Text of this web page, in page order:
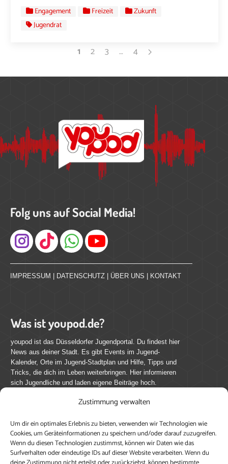
Zustimmung verwalten
Um dir ein optimales Erlebnis zu bieten, verwenden wir Technologien wie
Cookies, um Geräteinformationen zu speichern und/oder darauf zuzugreifen.
Wenn du diesen Technologien zustimmst, können wir Daten wie das
Surfverhalten oder eindeutige IDs auf dieser Website verarbeiten. Wenn du
Engagement Freizeit
Zukunft
Jugendrat
1 2 3 … 4
Folg uns auf Social Media!
Instagram
IMPRESSUM | DATENSCHUTZ | ÜBER UNS | KONTAKT
Was ist youpod.de?
youpod ist das Düsseldorfer Jugendportal. Du findest hier
News aus deiner Stadt. Es gibt Events im Jugend-
Kalender, Orte im Jugend-Stadtplan und Hilfe, Tipps und
Tricks, die dich im Leben weiterbringen. Hier informieren
sich Jugendliche und laden eigene Beiträge hoch.
youpod.de lebt von Menschen wie dir. Sammel
journalistische Erfahrung, teile deine Perspektive und
veröffentliche deine Beiträge auf youpod.de.Du musst
dich anmelden, um alle Funktionen nutzen zu können, ein